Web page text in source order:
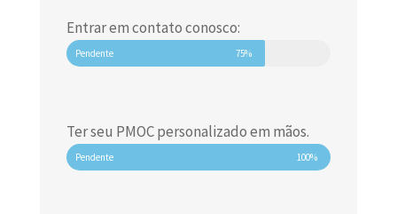
Entrar em contato conosco:
Pendente 75%
Ter seu PMOC personalizado em mãos.
Pendente 100%